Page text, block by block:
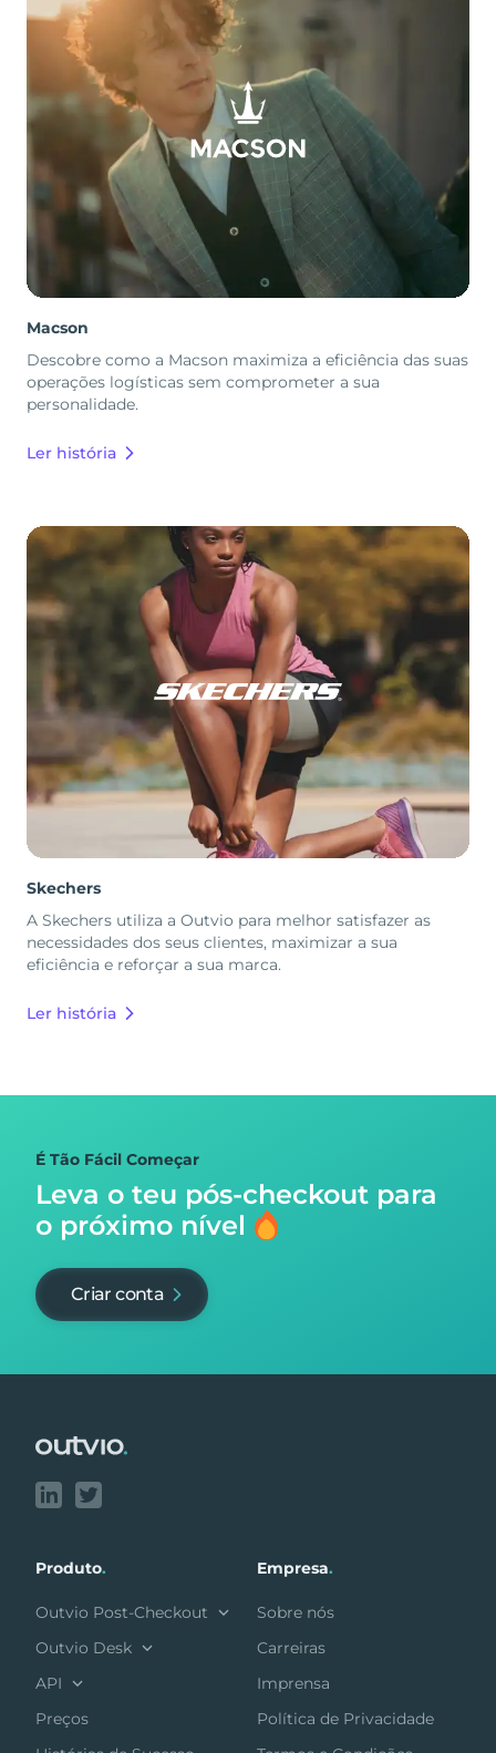
Macson
Descobre como a Macson maximiza a eficiência das suas
operações logísticas sem comprometer a sua
personalidade.
Ler história
Skechers
A Skechers utiliza a Outvio para melhor satisfazer as
necessidades dos seus clientes, maximizar a sua
eficiência e reforçar a sua marca.
Ler história
É Tão Fácil Começar
Leva o teu pós-checkout para
o próximo nível
Criar conta
Produto.
Outvio Post-Checkout
Outvio Desk
API
Preços
Empresa.
Sobre nós
Carreiras
Imprensa
Política de Privacidade